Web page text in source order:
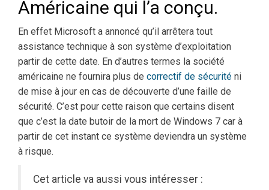
Américaine qui l’a conçu.
En effet Microsoft a annoncé qu’il arrêtera tout
assistance technique à son système d’exploitation
partir de cette date. En d’autres termes la société
américaine ne fournira plus de correctif de sécurité ni
de mise à jour en cas de découverte d’une faille de
sécurité. C’est pour cette raison que certains disent
que c’est la date butoir de la mort de Windows 7 car à
partir de cet instant ce système deviendra un système
à risque.
Cet article va aussi vous intéresser :